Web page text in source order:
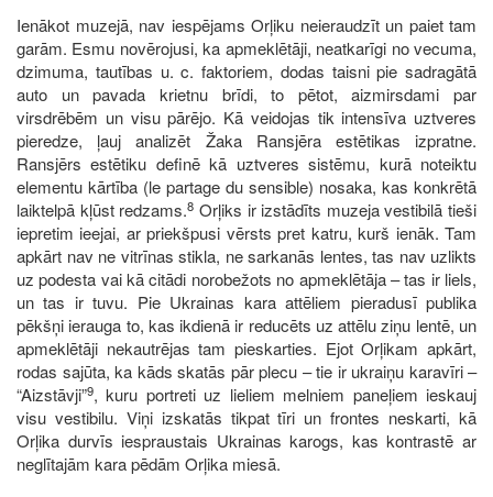
Ienākot muzejā, nav iespējams Orļiku neieraudzīt un paiet tam
garām. Esmu novērojusi, ka apmeklētāji, neatkarīgi no vecuma,
dzimuma, tautības u. c. faktoriem, dodas taisni pie sadragātā
auto un pavada krietnu brīdi, to pētot, aizmirsdami par
virsdrēbēm un visu pārējo. Kā veidojas tik intensīva uztveres
pieredze, ļauj analizēt Žaka Ransjēra estētikas izpratne.
Ransjērs estētiku definē kā uztveres sistēmu, kurā noteiktu
elementu kārtība (le partage du sensible) nosaka, kas konkrētā
laiktelpā kļūst redzams.8 Orļiks ir izstādīts muzeja vestibilā tieši
iepretim ieejai, ar priekšpusi vērsts pret katru, kurš ienāk. Tam
apkārt nav ne vitrīnas stikla, ne sarkanās lentes, tas nav uzlikts
uz podesta vai kā citādi norobežots no apmeklētāja – tas ir liels,
un tas ir tuvu. Pie Ukrainas kara attēliem pieradusī publika
pēkšņi ierauga to, kas ikdienā ir reducēts uz attēlu ziņu lentē, un
apmeklētāji nekautrējas tam pieskarties. Ejot Orļikam apkārt,
rodas sajūta, ka kāds skatās pār plecu – tie ir ukraiņu karavīri –
“Aizstāvji”9, kuru portreti uz lieliem melniem paneļiem ieskauj
visu vestibilu. Viņi izskatās tikpat tīri un frontes neskarti, kā
Orļika durvīs iespraustais Ukrainas karogs, kas kontrastē ar
neglītajām kara pēdām Orļika miesā.